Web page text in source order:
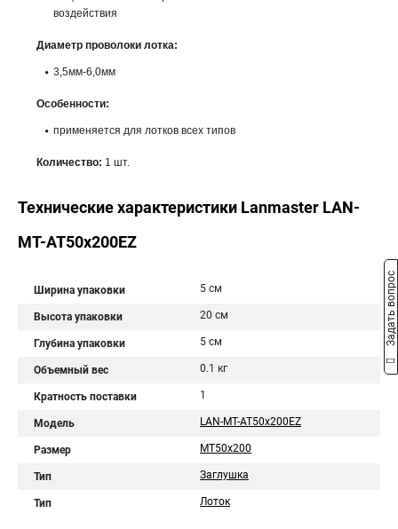
воздействия
Диаметр проволоки лотка:
3,5мм-6,0мм
Особенности:
применяется для лотков всех типов
Количество: 1 шт.
Технические характеристики Lanmaster LAN-
MT-AT50x200EZ
Ширина упаковки 5 см
Высота упаковки 20 см
Глубина упаковки 5 см
Объемный вес 0.1 кг
Кратность поставки 1
Модель LAN-MT-AT50x200EZ
Размер MT50x200
Тип Заглушка
Тип Лоток
Задать вопрос